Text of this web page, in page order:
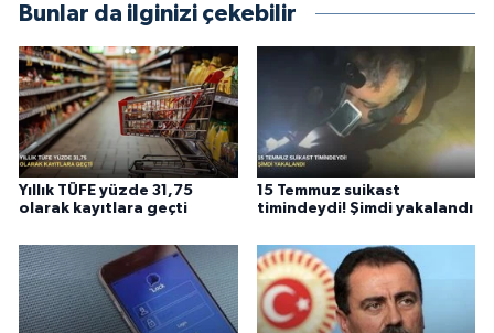
Bunlar da ilginizi çekebilir
Yıllık TÜFE yüzde 31,75
olarak kayıtlara geçti
15 Temmuz suikast
timindeydi! Şimdi yakalandı